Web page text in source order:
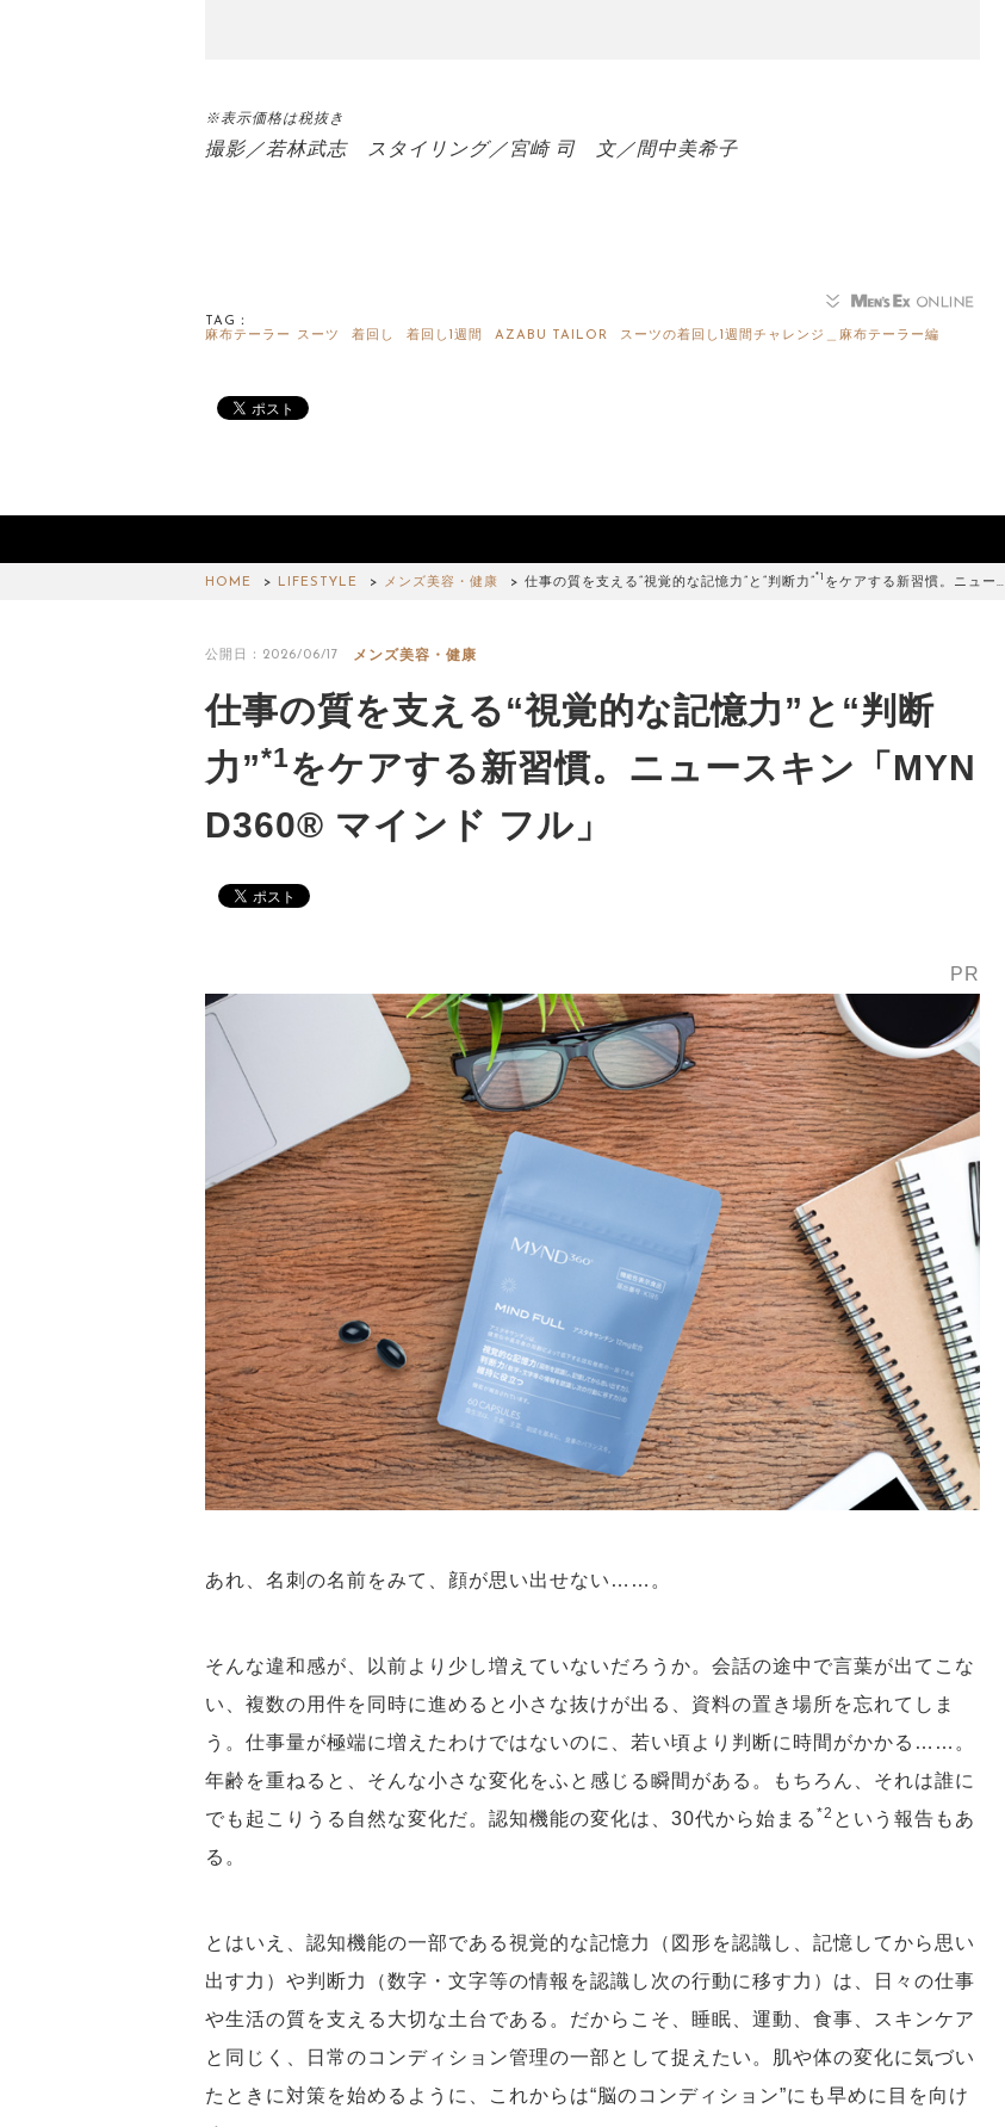
※表示価格は税抜き
撮影／若林武志 スタイリング／宮崎 司 文／間中美希子
TAG：
麻布テーラー
スーツ 着回し 着回し1週間 AZABU TAILOR スーツの着回し1週間チャレンジ＿麻布テーラー編
HOME LIFESTYLE メンズ美容・健康 仕事の質を支える“視覚的な記憶力”と“判断力”*1 をケアする新習慣。ニュー…
公開日：2026/06/17 メンズ美容・健康
仕事の質を支える“視覚的な記憶力”と“判断
力”*1をケアする新習慣。ニュースキン「MYN
D360® マインド フル」
PR
あれ、名刺の名前をみて、顔が思い出せない……。
そんな違和感が、以前より少し増えていないだろうか。会話の途中で言葉が出てこな
い、複数の用件を同時に進めると小さな抜けが出る、資料の置き場所を忘れてしま
う。仕事量が極端に増えたわけではないのに、若い頃より判断に時間がかかる……。
年齢を重ねると、そんな小さな変化をふと感じる瞬間がある。もちろん、それは誰に
でも起こりうる自然な変化だ。認知機能の変化は、30代から始まる *2 という報告もあ
る。
とはいえ、認知機能の一部である視覚的な記憶力（図形を認識し、記憶してから思い
出す力）や判断力（数字・文字等の情報を認識し次の行動に移す力）は、日々の仕事
や生活の質を支える大切な土台である。だからこそ、睡眠、運動、食事、スキンケア
と同じく、日常のコンディション管理の一部として捉えたい。肌や体の変化に気づい
たときに対策を始めるように、これからは“脳のコンディション”にも早めに目を向け